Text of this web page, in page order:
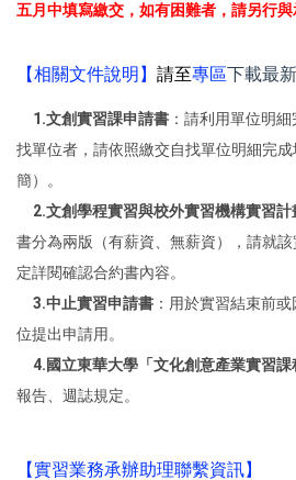
五月中填寫繳交 ，如有困難者，請另行與
【相關文件說明】 請至專區下載最
1.文創實習課申請書 ：請利用單位明
找單位者，請依照繳交自找單位明細完
簡）。
2.文創學程實習與校外實習機構實習計
書分為兩版（有薪資、無薪資），請就
定詳閱確認合約書內容。
3.中止實習申請書 ：用於實習結束前
位提出申請用。
4.國立東華大學「文化創意產業實習課
報告、週誌規定。
【實習業務承辦助理聯繫資訊】